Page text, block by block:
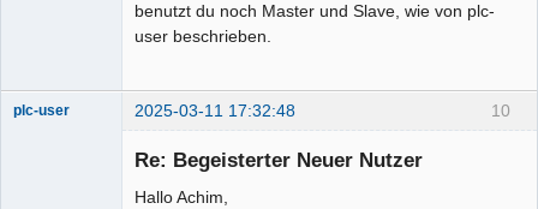
benutzt du noch Master und Slave, wie von plc-
user beschrieben.
10
plc-user 2025-03-11 17:32:48
Re: Begeisterter Neuer Nutzer
Hallo Achim,